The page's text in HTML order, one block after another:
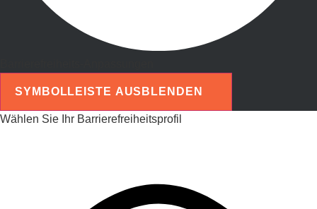
SYMBOLLEISTE AUSBLENDEN
Wählen Sie Ihr Barrierefreiheitsprofil